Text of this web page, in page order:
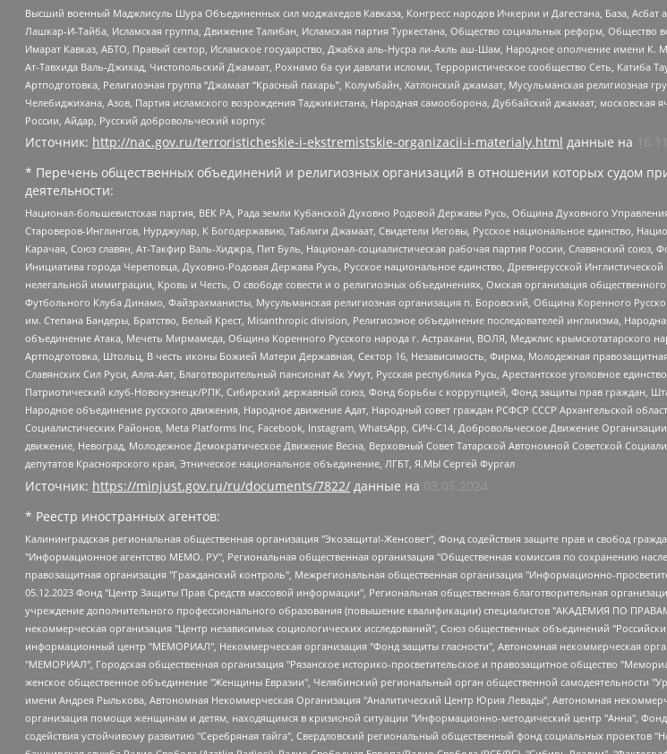
Высший военный Маджлисуль Шура Объединенных сил моджахедов Кавказа, Конгресс народов Ичкерии и Дагестана, База,
Лашкар-И-Тайба, Исламская группа, Движение Талибан, Исламская партия Туркестана, Общество социальных реформ,
Имарат Кавказ, АБТО, Правый сектор, Исламское государство, Джабха аль-Нусра ли-Ахль аш-Шам, Народное ополчение имени
Ат-Тавхида Валь-Джихад, Чистопольский Джамаат, Рохнамо ба суи давлати исломи, Террористическое сообщество Сеть,
Артподготовка, Религиозная группа “Джамаат “Красный пахарь”, Колумбайн, Хатлонский джамаат, Мусульманская
Челебиджихана, Азов, Партия исламского возрождения Таджикистана, Народная самооборона, Дуббайский джамаат,
России, Айдар, Русский добровольческий корпус
Источник: http://nac.gov.ru/terroristicheskie-i-ekstremistskie-organizacii-i-materialy.html данные на
* Перечень общественных объединений и религиозных организаций в отношении которых судом
деятельности:
Национал-большевистская партия, ВЕК РА, Рада земли Кубанской Духовно Родовой Державы Русь, Община Духовного
Староверов-Инглингов, Нурджулар, К Богодержавию, Таблиги Джамаат, Свидетели Иеговы, Русское национальное единство,
Карачая, Союз славян, Ат-Такфир Валь-Хиджра, Пит Буль, Национал-социалистическая рабочая партия России, Славянский
Инициатива города Череповца, Духовно-Родовая Держава Русь, Русское национальное единство, Древнерусской
нелегальной иммиграции, Кровь и Честь, О свободе совести и о религиозных объединениях, Омская организация
Футбольного Клуба Динамо, Файзрахманисты, Мусульманская религиозная организация п. Боровский, Община Коренного
им. Степана Бандеры, Братство, Белый Крест, Misanthropic division, Религиозное объединение последователей инглиизма,
объединение Атака, Мечеть Мирмамеда, Община Коренного Русского народа г. Астрахани, ВОЛЯ, Меджлис крымскотатарского
Артподготовка, Штольц, В честь иконы Божией Матери Державная, Сектор 16, Независимость, Фирма, Молодежная
Славянских Сил Руси, Алля-Аят, Благотворительный пансионат Ак Умут, Русская республика Русь, Арестантское уголовное
Патриотический клуб-Новокузнецк/РПК, Сибирский державный союз, Фонд борьбы с коррупцией, Фонд защиты прав граждан,
Народное объединение русского движения, Народное движение Адат, Народный совет граждан РСФСР СССР Архангельской
Социалистических Районов, Meta Platforms Inc, Facebook, Instagram, WhatsApp, СИЧ-С14, Добровольческое Движение
движение, Невоград, Молодежное Демократическое Движение Весна, Верховный Совет Татарской Автономной Советской
депутатов Красноярского края, Этническое национальное объединение, ЛГБТ, Я.МЫ Сергей Фургал
Источник: https://minjust.gov.ru/ru/documents/7822/ данные на 03.05.2024
* Реестр иностранных агентов:
Калининградская региональная общественная организация "Экозащита!-Женсовет", Фонд содействия защите прав и свобод граждан "Общественный вердикт", Фонд "Институт Развития Свободы Информации", Частное учреждение "Информационное агентство МЕМО. РУ", Региональная общественная организация "Общественная комиссия по сохранению наследия академика Сахарова", Фонд поддержки свободы прессы, Санкт-Петербургская общественная правозащитная организация "Гражданский контроль", Межрегиональная общественная организация "Информационно-просветительский центр "Мемориал", Региональный Фонд "Центр Защиты Прав Средств Массовой Информации", с 05.12.2023 Фонд "Центр Защиты Прав Средств массовой информации", Региональная общественная благотворительная организация помощи беженцам и мигрантам "Гражданское содействие", Негосударственное образовательное учреждение дополнительного профессионального образования (повышение квалификации) специалистов "АКАДЕМИЯ ПО ПРАВАМ ЧЕЛОВЕКА", Свердловская региональная общественная организация "Сутяжник", Автономная некоммерческая организация "Центр независимых социологических исследований", Союз общественных объединений "Российский исследовательский центр по правам человека", Региональное общественное учреждение научно-информационный центр "МЕМОРИАЛ", Некоммерческая организация "Фонд защиты гласности", Автономная некоммерческая организация "Институт прав человека", Городская общественная организация "Екатеринбургское общество "МЕМОРИАЛ", Городская общественная организация "Рязанское историко-просветительское и правозащитное общество "Мемориал" (Рязанский Мемориал), Челябинский региональный орган общественной самодеятельности – женское общественное объединение "Женщины Евразии", Челябинский региональный орган общественной самодеятельности "Уральская правозащитная группа", Фонд содействия защите здоровья и социальной справедливости имени Андрея Рылькова, Автономная Некоммерческая Организация "Аналитический Центр Юрия Левады", Автономная некоммерческая организация социальной поддержки населения "Проект Апрель", Региональная общественная организация помощи женщинам и детям, находящимся в кризисной ситуации "Информационно-методический центр "Анна", Фонд содействия развитию массовых коммуникаций и правовому просвещению "Так-так-Так", Фонд содействия устойчивому развитию "Серебряная тайга", Свердловский региональный общественный фонд социальных проектов "Новое время", "Idel.Реалии", Кавказ.Реалии, Крым.Реалии, Телеканал Настоящее Время, Татаро-башкирская служба Радио Свобода (Azatliq Radiosi), Радио Свободная Европа/Радио Свобода (PCE/PC), "Сибирь.Реалии", "Фактограф", Благотворительный фонд помощи осужденным и их семьям, Автономная некоммерческая организация "Институт глобализации и социальных движений", Фонд "В защиту прав заключенных", Частное учреждение "Центр поддержки и содействия развитию средств массовой информации", Пензенский региональный общественный благотворительный фонд "Гражданский союз", "Север.Реалии", Некоммерческая организация Фонд "Правовая инициатива", Общество с ограниченной ответственностью "Радио Свободная Европа/Радио Свобода", Чешское информационное агентство "MEDIUM-ORIENT", Красноярская региональная общественная организация "Мы против СПИДа", Камалягин Денис Николаевич, Маркелов Сергей Евгеньевич, Пономарев Лев Александрович, Савицкая Людмила Алексеевна, Автономная некоммерческая организация "Центр по работе с проблемой насилия "НАСИЛИЮ.НЕТ", Межрегиональный профессиональный союз работников здравоохранения "Альянс врачей", Юридическое лицо, зарегистрированное в Латвийской Республике, SIA "Medusa Project" (регистрационный номер 40103797863, дата регистрации 10.06.2014), Некоммерческая организация "Фонд по борьбе с коррупцией", Автономная некоммерческая организация "Институт права и публичной политики", Баданин Роман Сергеевич, Гликин Максим Александрович, Железнова Мария Михайловна, Лукьянова Юлия Сергеевна, Маетная Елизавета Витальевна, Маняхин Петр Борисович, Чуракова Ольга Владимировна, Ярош Юлия Петровна, Юридическое лицо "The Insider SIA", зарегистрированное в Риге, Латвийская Республика (дата регистрации 26.06.2015), являющееся администратором доменного имени интернет-издания "The Insider SIA", https://theins.ru, Постернак Алексей Евгеньевич, Рубин Михаил Аркадьевич, Анин Роман Александрович, Юридическое лицо Istories fonds, зарегистрированное в Латвийской Республике (регистрационный номер 50008295751, дата регистрации 24.02.2020), Великовский Дмитрий Александрович, Долинина Ирина Николаевна, Мароховская Алеся Алексеевна, Шлейнов Роман Юрьевич, Шмагун Олеся Валентиновна, Общество с ограниченной ответственностью "Альтаир 2021", Общество с ограниченной ответственностью "Вега 2021", Общество с ограниченной ответственностью "Главный редактор 2021", Общество с ограниченной ответственностью "Ромашки монолит", Важенков Артем Валерьевич, Ивановская областная общественная организация "Центр гендерных исследований", Гурман Юрий Альбертович, Медиапроект "ОВД-Инфо", Егоров Владимир Владимирович, Жилинский Владимир Александрович, Общество с ограниченной ответственностью "ЗП", Иванова София Юрьевна, Карезина Инна Павловна, Кильтау Екатерина Викторовна, Петров Алексей Викторович, Пискунов Сергей Евгеньевич, Смирнов Сергей Сергеевич, Тихонов Михаил Сергеевич, Общество с ограниченной ответственностью "ЖУРНАЛИСТ-ИНОСТРАННЫЙ АГЕНТ", Арапова Галина Юрьевна, Вольтская Татьяна Анатольевна, Американская компания "Mason G.E.S. Anonymous Foundation" (США), являющаяся владельцем интернет-издания https://mnews.world/, Компания "Stichting Bellingcat", зарегистрированная в Нидерландах